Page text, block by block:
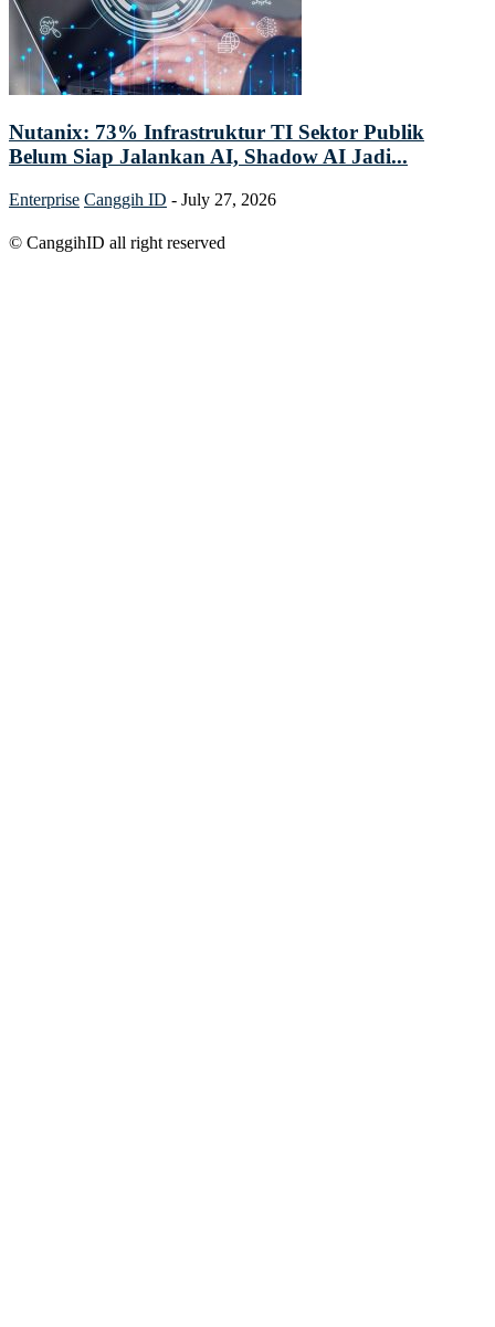
Nutanix: 73% Infrastruktur TI Sektor Publik
Belum Siap Jalankan AI, Shadow AI Jadi...
Enterprise Canggih ID - July 27, 2026
© CanggihID all right reserved